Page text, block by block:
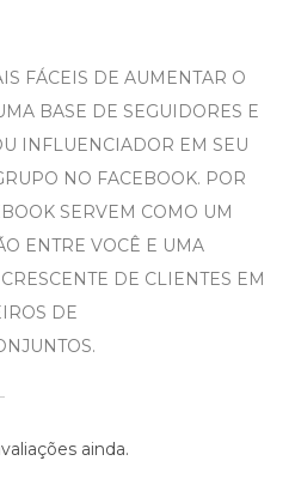
FÁCEIS DE AUMENTAR O
BASE DE SEGUIDORES E
INFLUENCIADOR EM SEU
NO FACEBOOK. POR
SERVEM COMO UM
ENTRE VOCÊ E UMA
DE CLIENTES EM
DE
ainda.